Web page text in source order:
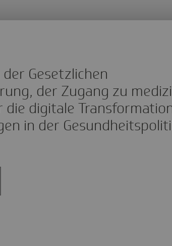
Gesetzlichen
der Zugang zu
die digitale
in der